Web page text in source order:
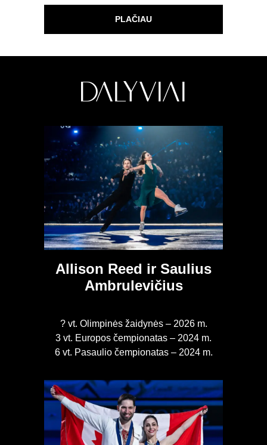
PLAČIAU
Dalyviai
Allison Reed ir Saulius
Ambrulevičius
? vt. Olimpinės žaidynės – 2026 m.
3 vt. Europos čempionatas – 2024 m.
6 vt. Pasaulio čempionatas – 2024 m.